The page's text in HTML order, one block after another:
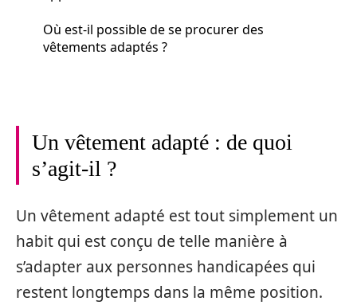
Où est-il possible de se procurer des
vêtements adaptés ?
Un vêtement adapté : de quoi
s’agit-il ?
Un vêtement adapté est tout simplement un
habit qui est conçu de telle manière à
s’adapter aux personnes handicapées qui
restent longtemps dans la même position.